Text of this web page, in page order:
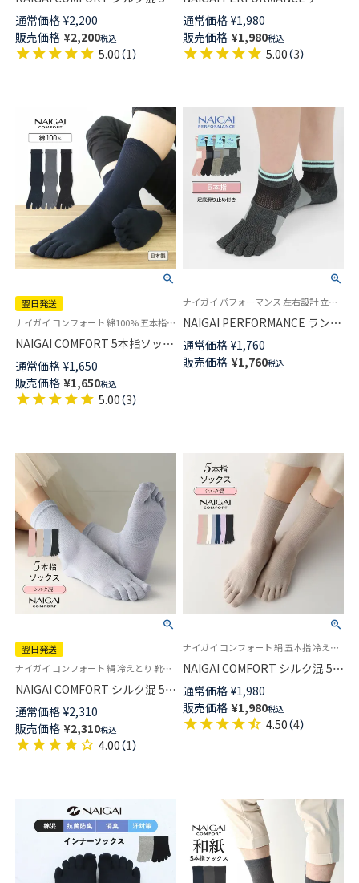
指ソックス はきくちソフト 3D
親指セパレート ショート丈 レ
ディース 【365日最短翌日発送】
03022495
通常価格 ¥2,200
販売価格 ¥2,200税込
5.00（1）
フィットサポート 5本指 ビジネ
スソックス クルー丈 メンズ
【365日最短翌日発送】
02332316
通常価格 ¥1,980
販売価格 ¥1,980税込
5.00（3）
翌日発送
ナイガイ コンフォート 綿100% 五本指 男性 靴下 旧02302615
NAIGAI COMFORT 5本指ソック
ス 綿100% カジュアル ミドル丈
メンズ 【365日最短翌日発送】
02302620
通常価格 ¥1,650
販売価格 ¥1,650税込
5.00（3）
ナイガイ パフォーマンス 左右設計 立体設計 ワイドヒール設計女性用 アーチフィットサポート ソックス
NAIGAI PERFORMANCE ランニ
ング 5本指ソックス メッシュ編
み 吸水速乾 消臭 3Dアーチフィ
ットストッパー付 ショート丈
通常価格 ¥1,760
販売価格 ¥1,760税込
翌日発送
ナイガイ コンフォート 絹 冷えとり 靴下 五本指 レッグソリューション
NAIGAI COMFORT シルク混 5本
指ソックス ホールガーメント
滑り止め付き レディース 【365
日最短翌日発送】 03022294
通常価格 ¥2,310
販売価格 ¥2,310税込
4.00（1）
ナイガイ コンフォート 絹 五本指 冷えとり 靴下 レッグソリューション
NAIGAI COMFORT シルク混 5本
指ソックス レディース
03022791
通常価格 ¥1,980
販売価格 ¥1,980税込
4.50（4）